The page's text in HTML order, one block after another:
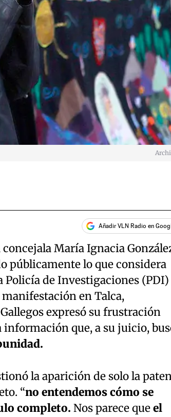
Añadir VLN Radio en
María Ignacia
públicamente lo que considera
Policía de Investigaciones (PDI)
en Talca,
expresó su frustración
información que, a su juicio,
la aparición de solo la
“no entendemos cómo se
completo. Nos parece queel